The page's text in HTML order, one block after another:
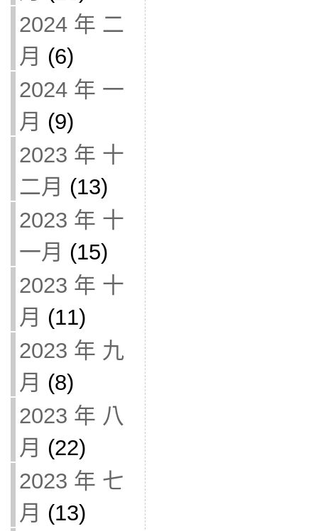
2024 年 二
月 (6)
2024 年 一
月 (9)
2023 年 十
二月 (13)
2023 年 十
一月 (15)
2023 年 十
月 (11)
2023 年 九
月 (8)
2023 年 八
月 (22)
2023 年 七
月 (13)